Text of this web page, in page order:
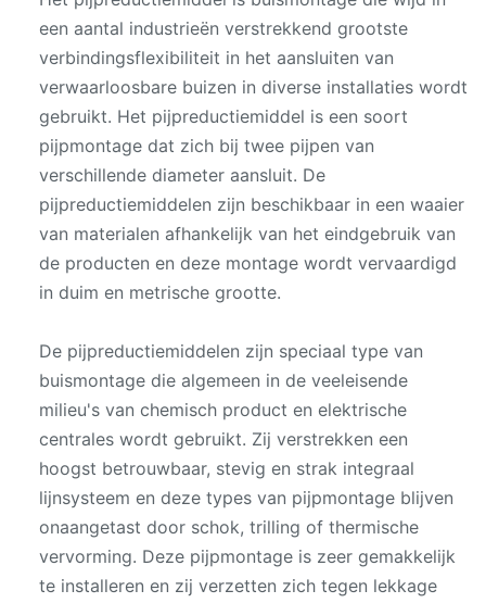
een aantal industrieën verstrekkend grootste
verbindingsflexibiliteit in het aansluiten van
verwaarloosbare buizen in diverse installaties wordt
gebruikt. Het pijpreductiemiddel is een soort
pijpmontage dat zich bij twee pijpen van
verschillende diameter aansluit. De
pijpreductiemiddelen zijn beschikbaar in een waaier
van materialen afhankelijk van het eindgebruik van
de producten en deze montage wordt vervaardigd
in duim en metrische grootte.
De pijpreductiemiddelen zijn speciaal type van
buismontage die algemeen in de veeleisende
milieu's van chemisch product en elektrische
centrales wordt gebruikt. Zij verstrekken een
hoogst betrouwbaar, stevig en strak integraal
lijnsysteem en deze types van pijpmontage blijven
onaangetast door schok, trilling of thermische
vervorming. Deze pijpmontage is zeer gemakkelijk
te installeren en zij verzetten zich tegen lekkage